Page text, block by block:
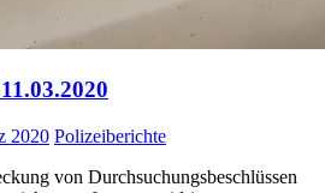
2020 Polizeiberichte
von Durchsuchungsbeschlüssen